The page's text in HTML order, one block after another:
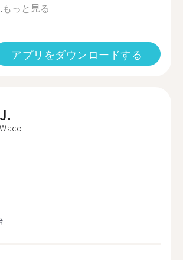
もっと見る
アプリをダウンロードする
J.
Waco